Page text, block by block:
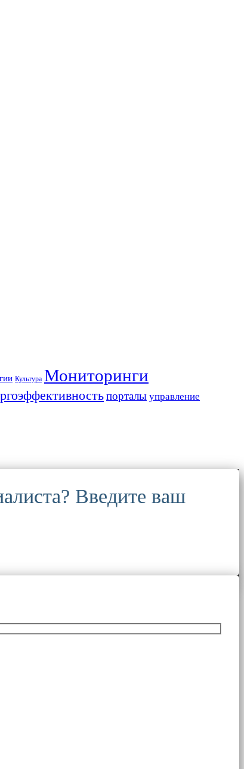
Культура Мониторинги
порталы управление
Введите ваш